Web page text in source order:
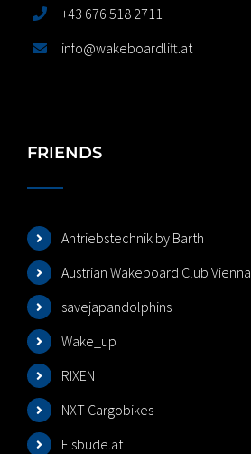
+43 676 518 2711
info@wakeboardlift.at
FRIENDS
Antriebstechnik by Barth
Austrian Wakeboard Club Vienna
savejapandolphins
Wake_up
RIXEN
NXT Cargobikes
Eisbude.at